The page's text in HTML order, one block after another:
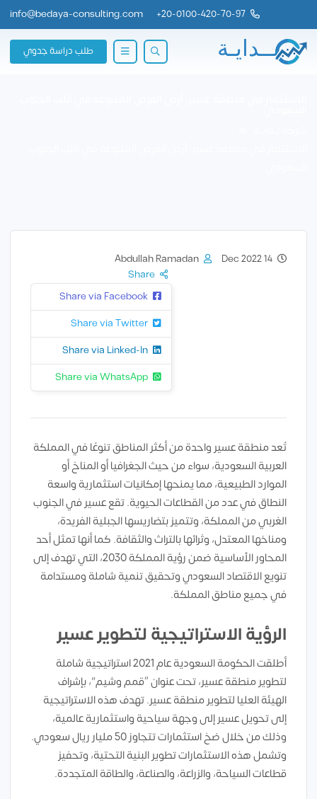
20-0100-420-70-97
+
info@bedaya-consulting.com
طلب دراسة جدوي
14 Dec 2022
Abdullah Ramadan
Share
Share via Facebook
Share via Twitter
Share via Linked-In
Share via WhatsApp
تُعد منطقة عسير واحدة من أكثر المناطق تنوعًا في المملكة
العربية السعودية، سواء من حيث الجغرافيا أو المناخ أو
الموارد الطبيعية، مما يمنحها إمكانيات استثمارية واسعة
النطاق في عدد من القطاعات الحيوية. تقع عسير في الجنوب
الغربي من المملكة، وتتميز بتضاريسها الجبلية الفريدة،
ومناخها المعتدل، وثرائها بالتراث والثقافة. كما أنها تمثل أحد
المحاور الأساسية ضمن رؤية المملكة 2030، التي تهدف إلى
تنويع الاقتصاد السعودي وتحقيق تنمية شاملة ومستدامة
في جميع مناطق المملكة.
الرؤية الاستراتيجية لتطوير عسير
أطلقت الحكومة السعودية عام 2021 استراتيجية شاملة
لتطوير منطقة عسير، تحت عنوان “قمم وشيم”، بإشراف
الهيئة العليا لتطوير منطقة عسير. تهدف هذه الاستراتيجية
إلى تحويل عسير إلى وجهة سياحية واستثمارية عالمية،
وذلك من خلال ضخ استثمارات تتجاوز 50 مليار ريال سعودي.
وتشمل هذه الاستثمارات تطوير البنية التحتية، وتحفيز
قطاعات السياحة، والزراعة، والصناعة، والطاقة المتجددة.